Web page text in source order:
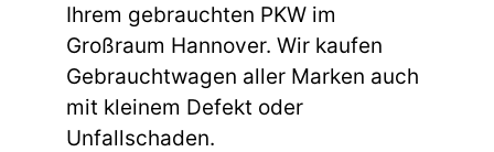
Ihrem gebrauchten PKW im
Großraum Hannover. Wir kaufen
Gebrauchtwagen aller Marken auch
mit kleinem Defekt oder
Unfallschaden.